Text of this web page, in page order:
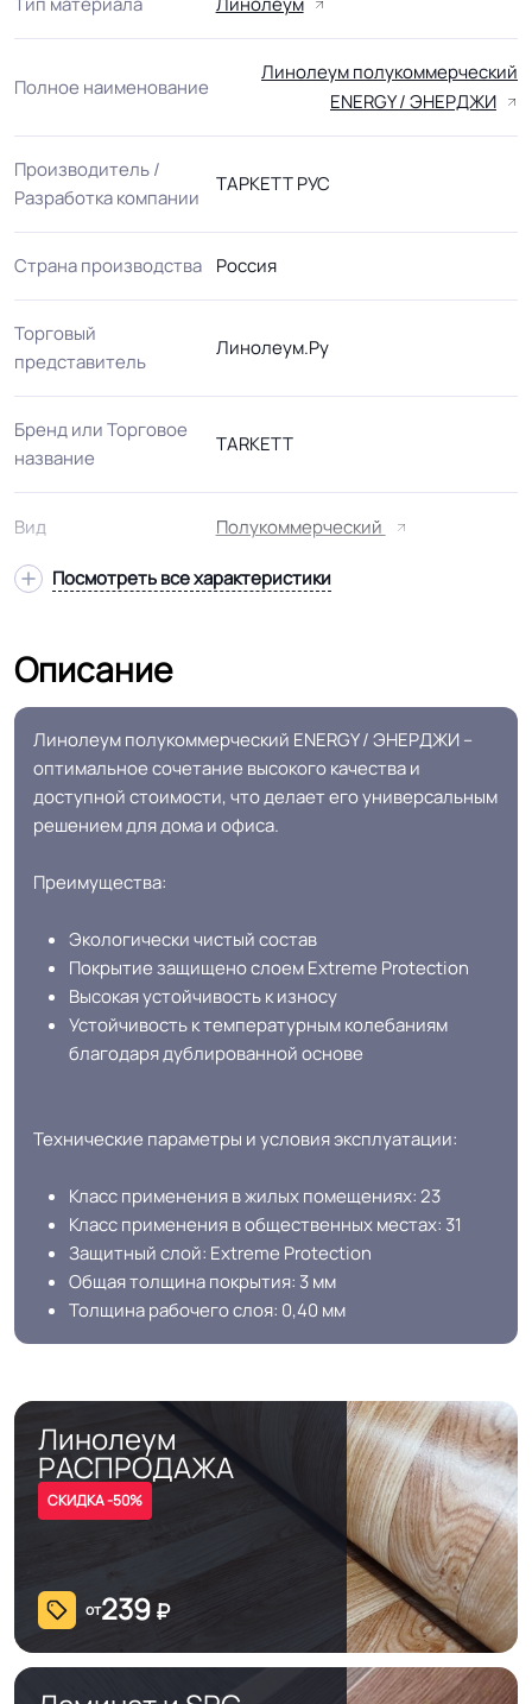
Полное наименование
Линолеум полукоммерческий
ENERGY / ЭНЕРДЖИ
Производитель /
Разработка компании
ТАРКЕТТ РУС
Страна производства Россия
Торговый
представитель
Линолеум.Ру
Бренд или Торговое
название
TARKETT
Вид Полукоммерческий
Подвид Утепленный
Удельное
Структура
Гетерогенный многослойный тзи
основа
Толщина 3.0 мм
Для пола, Для дома, Для спальни,
магазинов, Для жилых зон, Для
Допуск изменения
толщин
+-10% мм
Класс горючести КМ5
Класс 23/31 кл.
Устойчивость к химии Нормальная
0.40 мм (400) мкм
Допуск изменения
рабочего слоя
Посмотреть все характеристики
Описание
Линолеум полукоммерческий ENERGY / ЭНЕРДЖИ –
оптимальное сочетание высокого качества и
доступной стоимости, что делает его универсальным
решением для дома и офиса.
Преимущества:
Экологически чистый состав
Покрытие защищено слоем Extreme Protection
Высокая устойчивость к износу
Устойчивость к температурным колебаниям
благодаря дублированной основе
Технические параметры и условия эксплуатации:
Класс применения в жилых помещениях: 23
Класс применения в общественных местах: 31
Защитный слой: Extreme Protection
Общая толщина покрытия: 3 мм
Толщина рабочего слоя: 0,40 мм
Линолеум
РАСПРОДАЖА
СКИДКА -50%
от239 ₽